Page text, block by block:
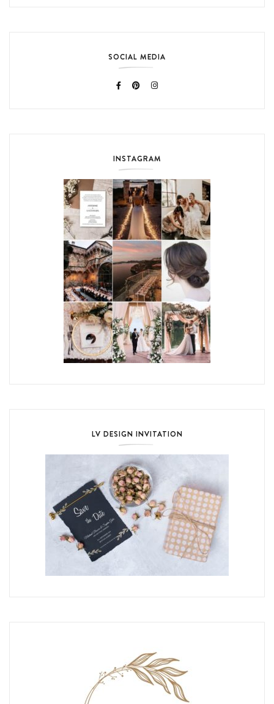
SOCIAL MEDIA
INSTAGRAM
LV DESIGN INVITATION